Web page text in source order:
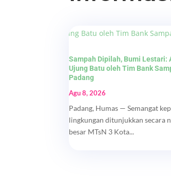
Sampah Dipilah, Bumi Lestari:
Ujung Batu oleh Tim Bank
Padang
Agu 8, 2026
Padang, Humas — Semangat
lingkungan ditunjukkan secara
besar MTsN 3 Kota...